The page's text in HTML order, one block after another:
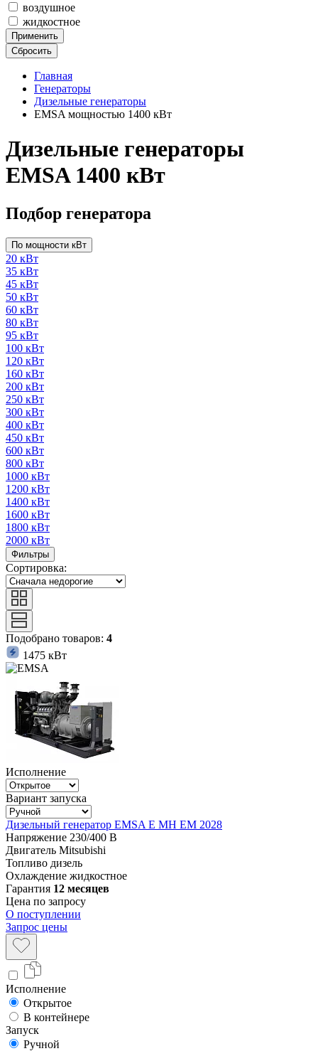
воздушное
жидкостное
Применить
Сбросить
Главная
Генераторы
Дизельные генераторы
EMSA мощностью 1400 кВт
Дизельные генераторы
EMSA 1400 кВт
Подбор генератора
По мощности кВт
20 кВт
35 кВт
45 кВт
50 кВт
60 кВт
80 кВт
95 кВт
100 кВт
120 кВт
160 кВт
200 кВт
250 кВт
300 кВт
400 кВт
450 кВт
600 кВт
800 кВт
1000 кВт
1200 кВт
1400 кВт
1600 кВт
1800 кВт
2000 кВт
Фильтры
Сортировка:
Подобрано товаров: 4
1475 кВт
Исполнение
Вариант запуска
Дизельный генератор EMSA E MH EM 2028
Напряжение 230/400 В
Двигатель Mitsubishi
Топливо дизель
Охлаждение жидкостное
Гарантия 12 месяцев
Цена по запросу
О поступлении
Запрос цены
Исполнение
Открытое
В контейнере
Запуск
Ручной